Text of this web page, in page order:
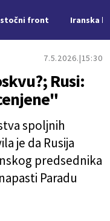
front Iranska
7.5.2026. 15:30
Rusi:
spoljnih
je da Rusija
predsednika
Paradu